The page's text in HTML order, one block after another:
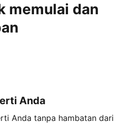
memulai dan
Anda
Anda tanpa hambatan dari